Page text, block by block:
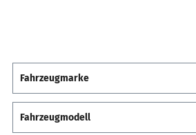
Fahrzeugmarke
Fahrzeugmodell